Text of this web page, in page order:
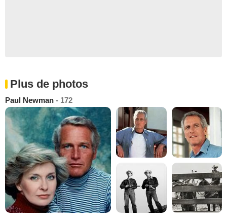
Plus de photos
Paul Newman - 172